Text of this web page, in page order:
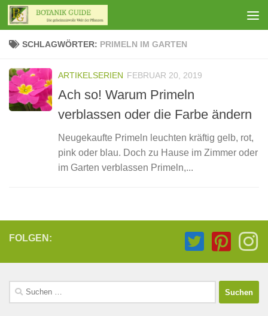
Zum Inhalt springen
SCHLAGWÖRTER: PRIMELN IM GARTEN
ARTIKELSERIEN FEBRUAR 20, 2019
Ach so! Warum Primeln
verblassen oder die Farbe ändern
Neugekaufte Primeln leuchten kräftig gelb, rot,
pink oder blau. Doch zu Hause im Zimmer oder
im Garten verblassen Primeln,...
FOLGEN:
Suchen
nach: